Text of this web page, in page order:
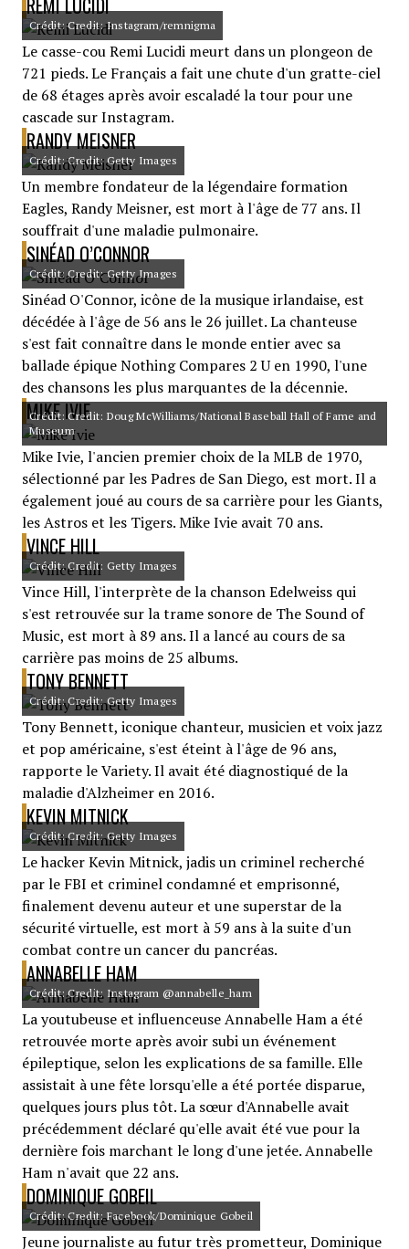
REMI LUCIDI
Crédit: Credit: Instagram/remnigma
Le casse-cou Remi Lucidi meurt dans un plongeon de
721 pieds. Le Français a fait une chute d'un gratte-ciel
de 68 étages après avoir escaladé la tour pour une
cascade sur Instagram.
RANDY MEISNER
Crédit: Credit: Getty Images
Un membre fondateur de la légendaire formation
Eagles, Randy Meisner, est mort à l'âge de 77 ans. Il
souffrait d'une maladie pulmonaire.
SINÉAD O’CONNOR
Crédit: Credit: Getty Images
Sinéad O'Connor, icône de la musique irlandaise, est
décédée à l'âge de 56 ans le 26 juillet. La chanteuse
s'est fait connaître dans le monde entier avec sa
ballade épique Nothing Compares 2 U en 1990, l'une
des chansons les plus marquantes de la décennie.
MIKE IVIE
Crédit: Credit: Doug McWilliams/National Baseball Hall of Fame and
Museum
Mike Ivie, l'ancien premier choix de la MLB de 1970,
sélectionné par les Padres de San Diego, est mort. Il a
également joué au cours de sa carrière pour les Giants,
les Astros et les Tigers. Mike Ivie avait 70 ans.
VINCE HILL
Crédit: Credit: Getty Images
Vince Hill, l'interprète de la chanson Edelweiss qui
s'est retrouvée sur la trame sonore de The Sound of
Music, est mort à 89 ans. Il a lancé au cours de sa
carrière pas moins de 25 albums.
TONY BENNETT
Crédit: Credit: Getty Images
Tony Bennett, iconique chanteur, musicien et voix jazz
et pop américaine, s'est éteint à l'âge de 96 ans,
rapporte le Variety. Il avait été diagnostiqué de la
maladie d'Alzheimer en 2016.
KEVIN MITNICK
Crédit: Credit: Getty Images
Le hacker Kevin Mitnick, jadis un criminel recherché
par le FBI et criminel condamné et emprisonné,
finalement devenu auteur et une superstar de la
sécurité virtuelle, est mort à 59 ans à la suite d'un
combat contre un cancer du pancréas.
ANNABELLE HAM
Crédit: Credit: Instagram @annabelle_ham
La youtubeuse et influenceuse Annabelle Ham a été
retrouvée morte après avoir subi un événement
épileptique, selon les explications de sa famille. Elle
assistait à une fête lorsqu'elle a été portée disparue,
quelques jours plus tôt. La sœur d'Annabelle avait
précédemment déclaré qu'elle avait été vue pour la
dernière fois marchant le long d'une jetée. Annabelle
Ham n'avait que 22 ans.
DOMINIQUE GOBEIL
Crédit: Credit: Facebook/Dominique Gobeil
Jeune journaliste au futur très prometteur, Dominique